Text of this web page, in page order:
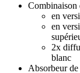
Combinaison
en
en
2x
blanc
Absorbeur